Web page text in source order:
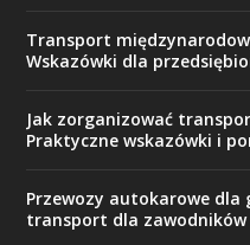
Transport
Wskazówki dla
Jak zorganizować
Praktyczne wskazówki i
Przewozy autokarowe
transport dla zawodników